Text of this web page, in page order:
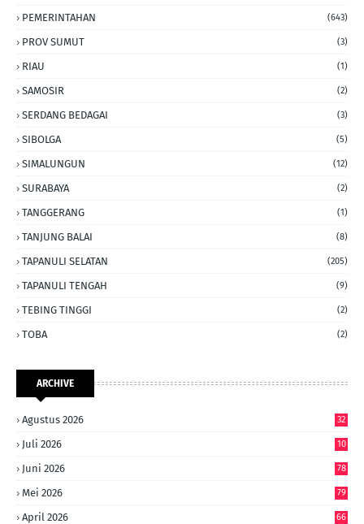
PEMERINTAHAN (643)
PROV SUMUT (3)
RIAU (1)
SAMOSIR (2)
SERDANG BEDAGAI (3)
SIBOLGA (5)
SIMALUNGUN (12)
SURABAYA (2)
TANGGERANG (1)
TANJUNG BALAI (8)
TAPANULI SELATAN (205)
TAPANULI TENGAH (9)
TEBING TINGGI (2)
TOBA (2)
ARCHIVE
Agustus 2026 32
Juli 2026
10
Juni 2026 78
Mei 2026 79
April 2026 66